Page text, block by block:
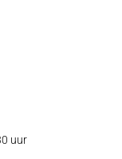
uur